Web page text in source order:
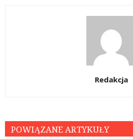
Redakcja
POWIĄZANE ARTYKUŁY